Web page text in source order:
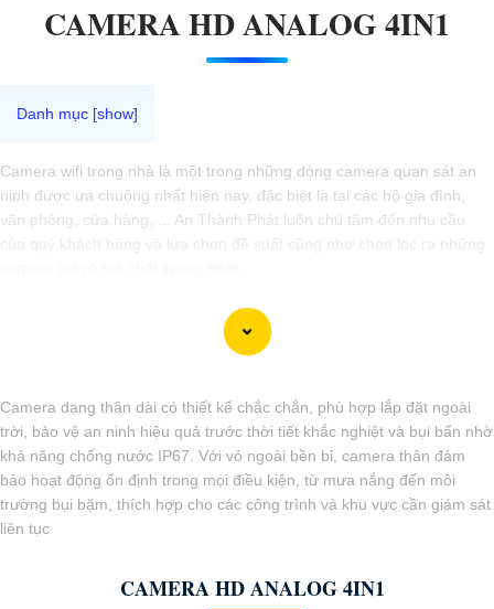
CAMERA HD ANALOG 4IN1
Camera wifi trong nhà là một trong những dòng camera quan sát an
ninh được ưa chuộng nhất hiện nay, đặc biệt là tại các hộ gia đình,
văn phòng, cửa hàng, ... An Thành Phát luôn chú tâm đến nhu cầu
Camera dạng thân dài có thiết kế chắc chắn, phù hợp lắp đặt ngoài
trời, bảo vệ an ninh hiệu quả trước thời tiết khắc nghiệt và bụi bẩn nhờ
khả năng chống nước IP67. Với vỏ ngoài bền bỉ, camera thân đảm
bảo hoạt động ổn định trong mọi điều kiện, từ mưa nắng đến môi
trường bụi bặm, thích hợp cho các công trình và khu vực cần giám sát
liên tục
CAMERA HD ANALOG 4IN1